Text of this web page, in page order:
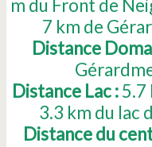
m du Front de
7 km de
Distance
Distance Lac : 5.7
3.3 km du lac
Distance du